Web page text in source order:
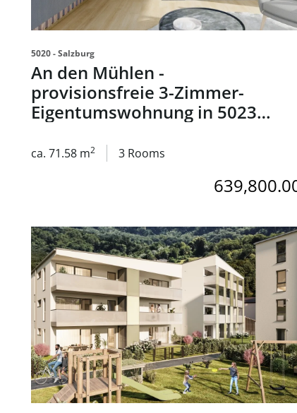
5020 - Salzburg
An den Mühlen -
provisionsfreie 3-Zimmer-
Eigentumswohnung in 5023
ca. 71.58 m2 3 Rooms
link to page An den Mühlen - provisionsfreie 3-